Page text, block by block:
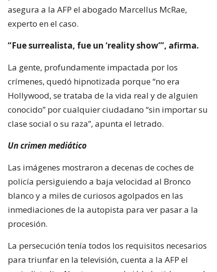
asegura a la AFP el abogado Marcellus McRae,
experto en el caso.
“Fue surrealista, fue un ‘reality show’”, afirma.
La gente, profundamente impactada por los
crímenes, quedó hipnotizada porque “no era
Hollywood, se trataba de la vida real y de alguien
conocido” por cualquier ciudadano “sin importar su
clase social o su raza”, apunta el letrado.
Un crimen mediático
Las imágenes mostraron a decenas de coches de
policía persiguiendo a baja velocidad al Bronco
blanco y a miles de curiosos agolpados en las
inmediaciones de la autopista para ver pasar a la
procesión.
La persecución tenía todos los requisitos necesarios
para triunfar en la televisión, cuenta a la AFP el